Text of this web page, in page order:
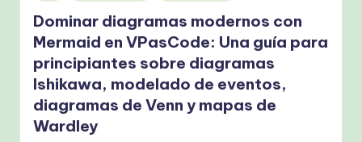
en
Dominar diagramas modernos con
Mermaid en VPasCode: Una guía para
principiantes sobre diagramas
Ishikawa, modelado de eventos,
diagramas de Venn y mapas de
Wardley